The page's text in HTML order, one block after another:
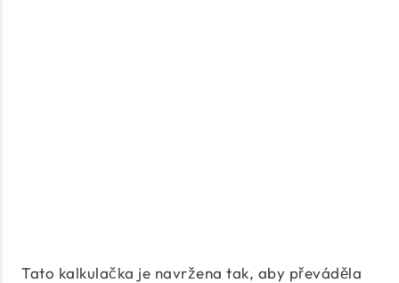
Tato kalkulačka je navržena tak, aby převáděla